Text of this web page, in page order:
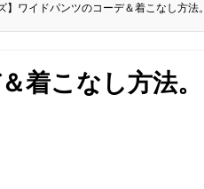
】ワイドパンツのコーデ＆着こなし方法。
着こなし方法。